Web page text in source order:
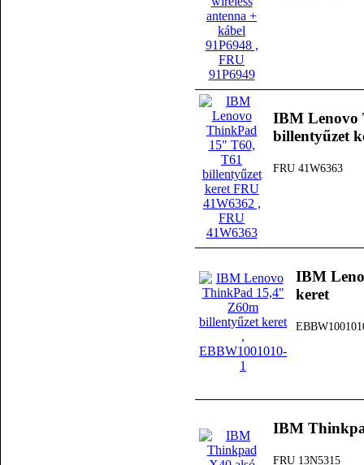
IBM Lenovo
billentyűzet
FRU 41W6363
IBM
keret
IBM
FRU 13N5315